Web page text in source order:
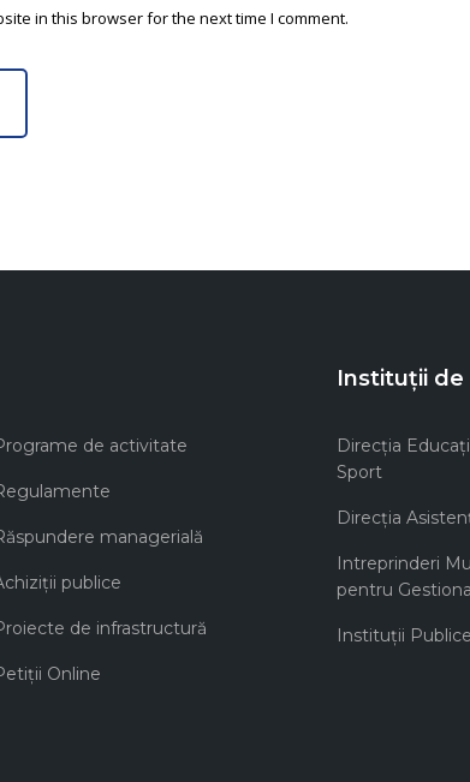
in this browser for the next time I comment.
de activitate
managerială
publice
de infrastructură
Online
Instituții de
Direcţia
Sport
Direcţia
Intreprinderi
pentru
Instituţii